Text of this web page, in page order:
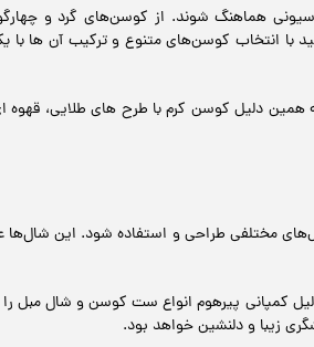
هماهنگ شوند. از کوسن‌های گرد و
انتخاب کوسن‌های متنوع و ترکیب آن ها با
دلیل کوسن کرم با طرح های طلایی، قهوه
مختلفی طراحی و استفاده شود. این شال‌ها
کمپانی پیرهوم انواع ست کوسن و شال مبل
زیبا و دلنشین خواهد بود.